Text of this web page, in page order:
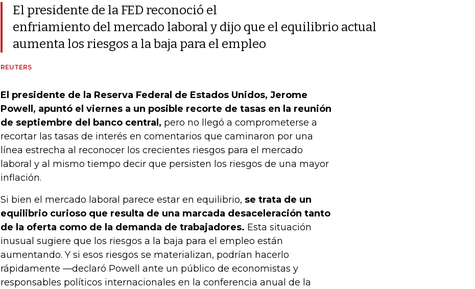
El presidente de la FED reconoció el
enfriamiento del mercado laboral y dijo que el equilibrio actual
aumenta los riesgos a la baja para el empleo
REUTERS
El presidente de la Reserva Federal de Estados Unidos, Jerome
Powell, apuntó el viernes a un posible recorte de tasas en la reunión
de septiembre del banco central, pero no llegó a comprometerse a
recortar las tasas de interés en comentarios que caminaron por una
línea estrecha al reconocer los crecientes riesgos para el mercado
laboral y al mismo tiempo decir que persisten los riesgos de una mayor
inflación.
Si bien el mercado laboral parece estar en equilibrio, se trata de un
equilibrio curioso que resulta de una marcada desaceleración tanto
de la oferta como de la demanda de trabajadores. Esta situación
inusual sugiere que los riesgos a la baja para el empleo están
aumentando. Y si esos riesgos se materializan, podrían hacerlo
rápidamente —declaró Powell ante un público de economistas y
responsables políticos internacionales en la conferencia anual de la